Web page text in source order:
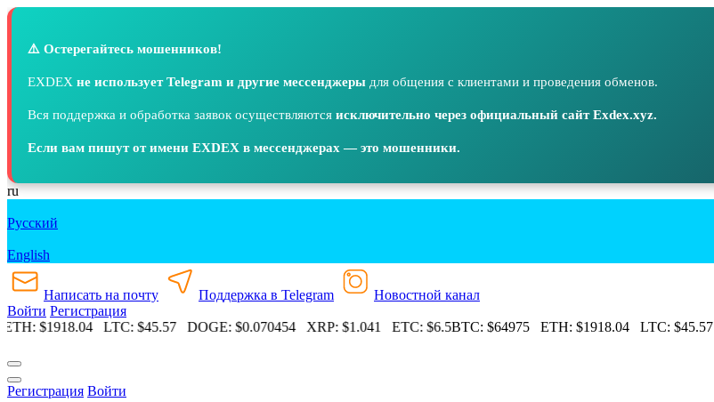
⚠️ Остерегайтесь мошенников!
EXDEX не использует Telegram и другие мессенджеры для общения с клиентами и проведения обменов.
Вся поддержка и обработка заявок осуществляются исключительно через официальный сайт Exdex.xyz.
Если вам пишут от имени EXDEX в мессенджерах — это мошенники.
ru
Русский
English
Написать на почту Поддержка в Telegram
Новостной канал
Войти Регистрация
$1918.04LTC:$45.57DOGE:$0.070454XRP:$1.041 ETC:$6.5BTC:$64975 ETH:$1918.04 LTC:$45.57
Регистрация Войти